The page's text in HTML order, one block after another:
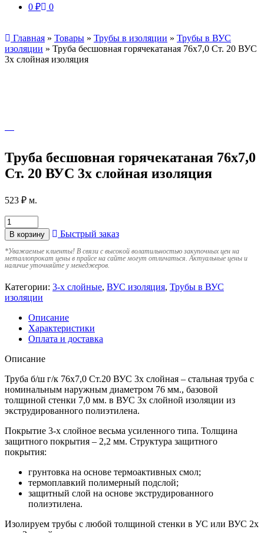
0 ₽ 0
Главная » Товары » Трубы в изоляции » Трубы в ВУС
изоляции » Труба бесшовная горячекатаная 76х7,0 Ст. 20 ВУС
3х слойная изоляция
Труба бесшовная горячекатаная 76х7,0
Ст. 20 ВУС 3х слойная изоляция
523 ₽ м.
В корзину Быстрый заказ
*Уважаемые клиенты! В связи с высокой волатильностью закупочных цен на
металлопрокат цены в прайсе на сайте могут отличаться. Актуальные цены и
наличие уточняйте у менеджеров.
Категории: 3-х слойные, ВУС изоляция, Трубы в ВУС
изоляции
Описание
Характеристики
Оплата и доставка
Описание
Труба б/ш г/к 76х7,0 Ст.20 ВУС 3х слойная – стальная труба с
номинальным наружным диаметром 76 мм., базовой
толщиной стенки 7,0 мм. в ВУС 3х слойной изоляции из
экструдированного полиэтилена.
Покрытие 3-х слойное весьма усиленного типа. Толщина
защитного покрытия – 2,2 мм. Структура защитного
покрытия:
грунтовка на основе термоактивных смол;
термоплавкий полимерный подслой;
защитный слой на основе экструдированного
полиэтилена.
Изолируем трубы с любой толщиной стенки в УС или ВУС 2х